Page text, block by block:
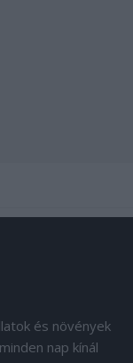
és növények
nap kínál